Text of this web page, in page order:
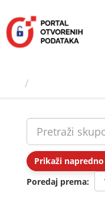
sadržaj
Prikaži
Poredaj prema